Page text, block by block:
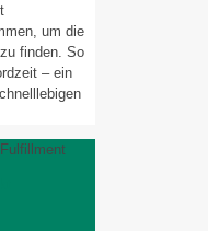
um die
finden. So
– ein